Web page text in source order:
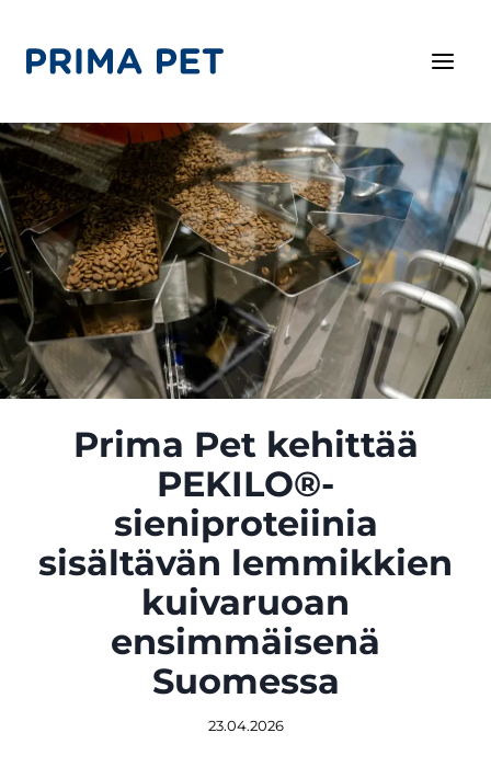
Prima Pet kehittää
PEKILO®-
sieniproteiinia
sisältävän lemmikkien
kuivaruoan
ensimmäisenä
Suomessa
23.04.2026